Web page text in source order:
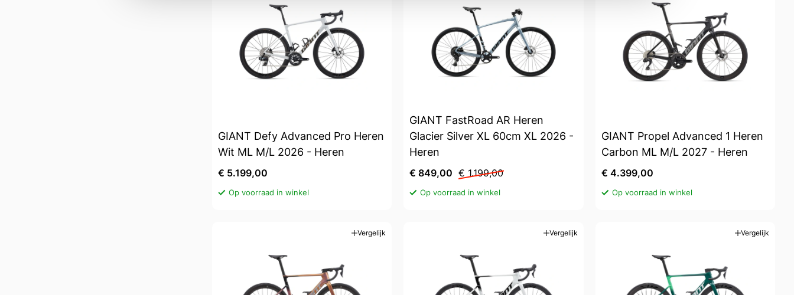
GIANT Defy Advanced Pro Heren
Wit ML M/L 2026 - Heren
€ 5.199,00
Op voorraad in winkel
GIANT FastRoad AR Heren
Glacier Silver XL 60cm XL 2026 -
Heren
€ 849,00 € 1.199,00
Op voorraad in winkel
GIANT Propel Advanced 1 Heren
Carbon ML M/L 2027 - Heren
€ 4.399,00
Op voorraad in winkel
Vergelijk Vergelijk Vergelijk